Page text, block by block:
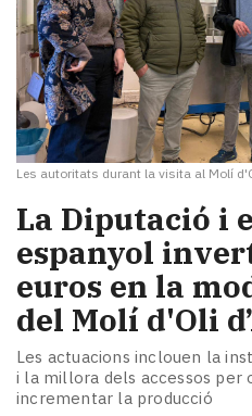
Les autoritats durant la visita al Molí
La Diputació i
espanyol
euros en la
del Molí d'Oli
Les actuacions inclouen la
i la millora dels accessos per
incrementar la producció